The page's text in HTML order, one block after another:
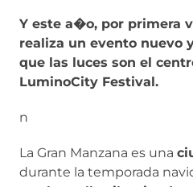
Y este a�o, por primera
realiza un evento nuevo
que las luces son el
LuminoCity Festival.
n
La Gran Manzana es una
durante la temporada